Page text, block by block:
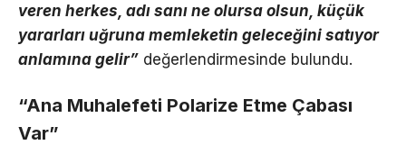
veren herkes, adı sanı ne olursa olsun, küçük
yararları uğruna memleketin geleceğini satıyor
anlamına gelir” değerlendirmesinde bulundu.
“Ana Muhalefeti Polarize Etme Çabası
Var”